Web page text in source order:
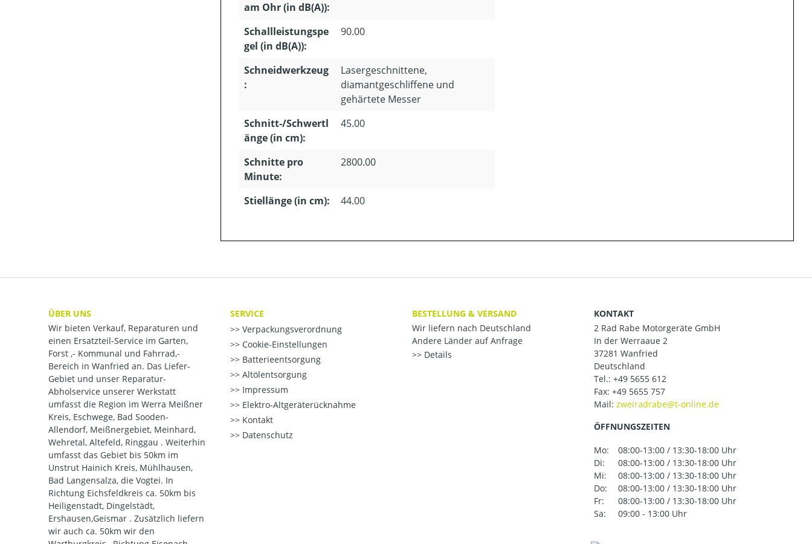
am Ohr (in dB(A)):
Schallleistungspe
gel (in dB(A)):
90.00
Schneidwerkzeug
:
Lasergeschnittene,
diamantgeschliffene und
gehärtete Messer
Schnitt-/Schwertl
änge (in cm):
45.00
Schnitte pro
Minute:
2800.00
Stiellänge (in cm): 44.00
ÜBER UNS
Wir bieten Verkauf, Reparaturen und
einen Ersatzteil-Service im Garten,
Forst ,- Kommunal und Fahrrad,-
Bereich in Wanfried an. Das Liefer-
Gebiet und unser Reparatur-
Abholservice unserer Werkstatt
umfasst die Region im Werra Meißner
Kreis, Eschwege, Bad Sooden-
Allendorf, Meißnergebiet, Meinhard,
Wehretal, Altefeld, Ringgau . Weiterhin
umfasst das Gebiet bis 50km im
Unstrut Hainich Kreis, Mühlhausen,
Bad Langensalza, die Vogtei. In
Richtung Eichsfeldkreis ca. 50km bis
Heiligenstadt, Dingelstädt,
Ershausen,Geismar . Zusätzlich liefern
wir auch ca. 50km wir den
SERVICE
Verpackungsverordnung
Cookie-Einstellungen
Batterieentsorgung
Altölentsorgung
Impressum
Elektro-Altgeräterücknahme
Kontakt
Datenschutz
BESTELLUNG & VERSAND
Wir liefern nach Deutschland
Andere Länder auf Anfrage
Details
KONTAKT
2 Rad Rabe Motorgeräte GmbH
In der Werraaue 2
37281 Wanfried
Deutschland
Tel.: +49 5655 612
Fax: +49 5655 757
Mail:
ÖFFNUNGSZEITEN
Mo:
08:00-13:00 / 13:30-18:00 Uhr
Di:
08:00-13:00 / 13:30-18:00 Uhr
Mi:
08:00-13:00 / 13:30-18:00 Uhr
Do:
08:00-13:00 / 13:30-18:00 Uhr
Fr:
08:00-13:00 / 13:30-18:00 Uhr
Sa:
09:00 - 13:00 Uhr